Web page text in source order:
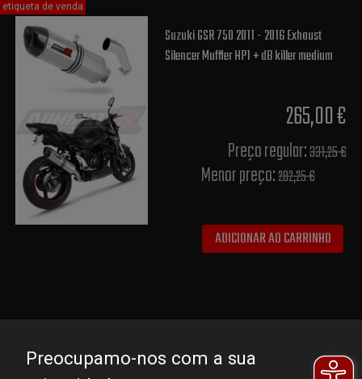
Suzuki GSR 750 2011 - 2016 Exhaust
Silencer Muffler HP1 + dB killer medium
265,00 €
Preço regular:331,25 €
Menor preço:282,25 €
ADICIONAR AO CARRINHO
etiqueta de venda
Preocupamo-nos com a sua